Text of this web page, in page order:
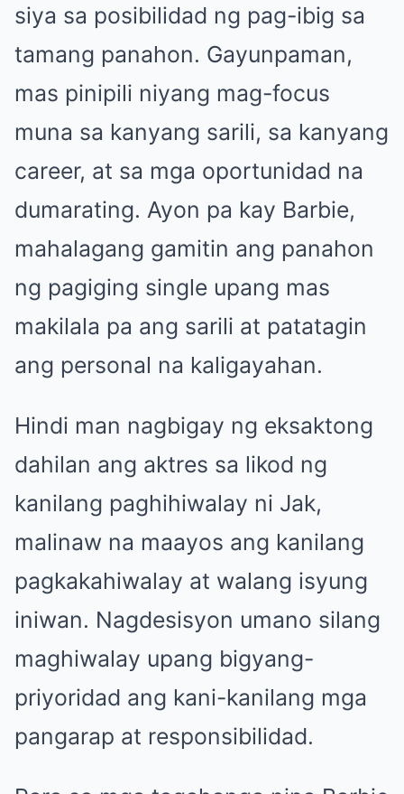
siya sa posibilidad ng pag-ibig sa
tamang panahon. Gayunpaman,
mas pinipili niyang mag-focus
muna sa kanyang sarili, sa kanyang
career, at sa mga oportunidad na
dumarating. Ayon pa kay Barbie,
mahalagang gamitin ang panahon
ng pagiging single upang mas
makilala pa ang sarili at patatagin
ang personal na kaligayahan.
Hindi man nagbigay ng eksaktong
dahilan ang aktres sa likod ng
kanilang paghihiwalay ni Jak,
malinaw na maayos ang kanilang
pagkakahiwalay at walang isyung
iniwan. Nagdesisyon umano silang
maghiwalay upang bigyang-
priyoridad ang kani-kanilang mga
pangarap at responsibilidad.